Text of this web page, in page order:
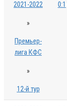
2021-2022
»
Премьер-
лига КФС
»
12-й тур
0:1